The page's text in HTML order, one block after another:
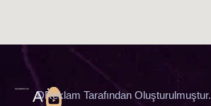
Aİ
DReklam Tarafından Oluşturulmuştur.